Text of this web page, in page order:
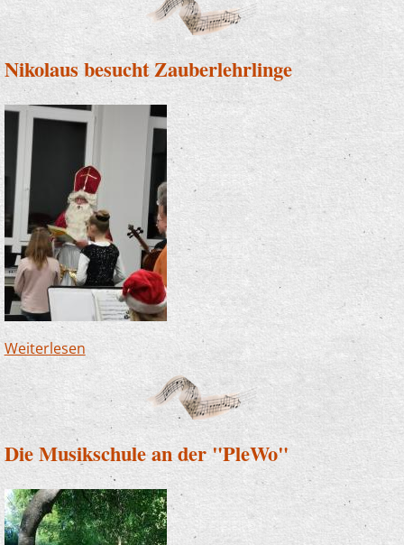
besonderen Unterricht
Nikolaus besucht Zauberlehrlinge
Weiterlesen über Nikolaus besucht Zauberlehrlinge
Die Musikschule an der "PleWo"